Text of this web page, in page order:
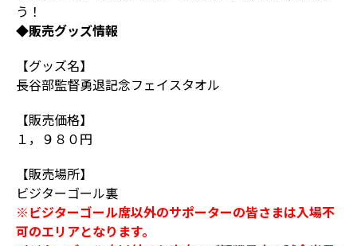
う！
◆販売グッズ情報
【グッズ名】
長谷部監督勇退記念フェイスタオル
【販売価格】
１，９８０円
【販売場所】
ビジターゴール裏
※ビジターゴール席以外のサポーターの皆さまは入場不
可のエリアとなります。